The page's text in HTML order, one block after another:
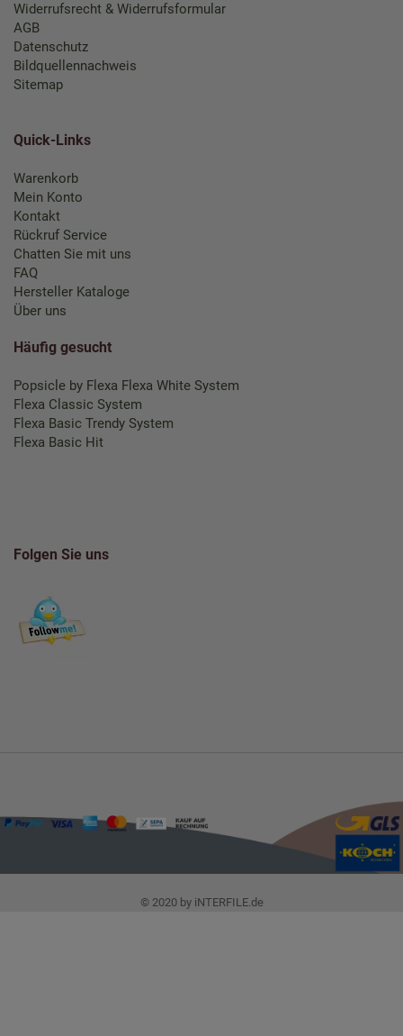
Widerrufsrecht & Widerrufsformular
AGB
Datenschutz
Bildquellennachweis
Sitemap
Quick-Links
Warenkorb
Mein Konto
Kontakt
Rückruf Service
Chatten Sie mit uns
FAQ
Hersteller Kataloge
Über uns
Häufig gesucht
Popsicle by Flexa Flexa White System
Flexa Classic System
Flexa Basic Trendy System
Flexa Basic Hit
Folgen Sie uns
© 2020 by iNTERFILE.de